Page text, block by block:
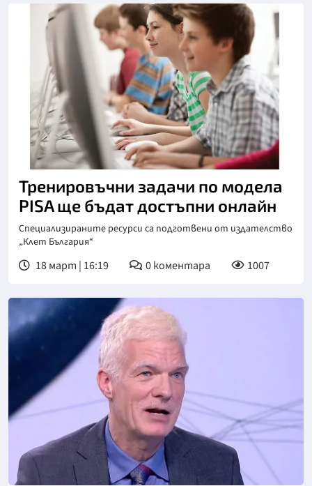
Тренировъчни задачи по модела
PISA ще бъдат достъпни онлайн
Специализираните ресурси са подготвени от издателство
„Клет България“
18 март | 16:19 0коментара 1007
Снимка: бТВ